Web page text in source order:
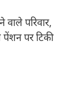
वाले परिवार,
पर टिकी